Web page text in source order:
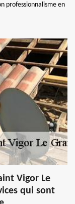
professionnalisme en
Vigor Le
qui sont